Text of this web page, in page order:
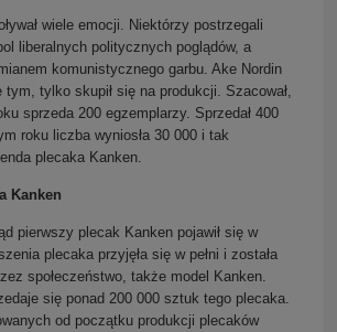
wiele emocji. Niektórzy postrzegali
liberalnych politycznych poglądów, a
komunistycznego garbu. Ake Nordin
tym, tylko skupił się na produkcji. Szacował,
sprzeda 200 egzemplarzy. Sprzedał 400
roku liczba wyniosła 30 000 i tak
plecaka Kanken.
Kanken
pierwszy plecak Kanken pojawił się w
plecaka przyjęła się w pełni i została
społeczeństwo, także model Kanken.
się ponad 200 000 sztuk tego plecaka.
od początku produkcji plecaków